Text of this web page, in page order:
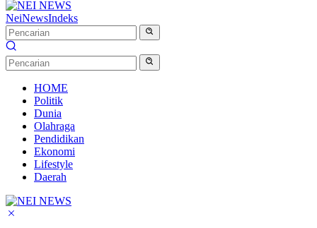
NeiNewsIndeks
HOME
Politik
Dunia
Olahraga
Pendidikan
Ekonomi
Lifestyle
Daerah